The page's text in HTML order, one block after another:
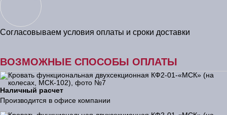
Согласовываем условия оплаты и сроки доставки
ВОЗМОЖНЫЕ СПОСОБЫ ОПЛАТЫ
Наличный расчет
Производится в офисе компании